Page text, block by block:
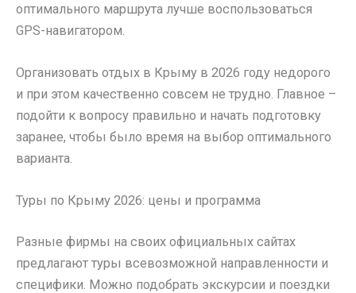
оптимального маршрута лучше воспользоваться
GPS-навигатором.
Организовать отдых в Крыму в 2026 году недорого
и при этом качественно совсем не трудно. Главное –
подойти к вопросу правильно и начать подготовку
заранее, чтобы было время на выбор оптимального
варианта.
Туры по Крыму 2026: цены и программа
Разные фирмы на своих официальных сайтах
предлагают туры всевозможной направленности и
специфики. Можно подобрать экскурсии и поездки